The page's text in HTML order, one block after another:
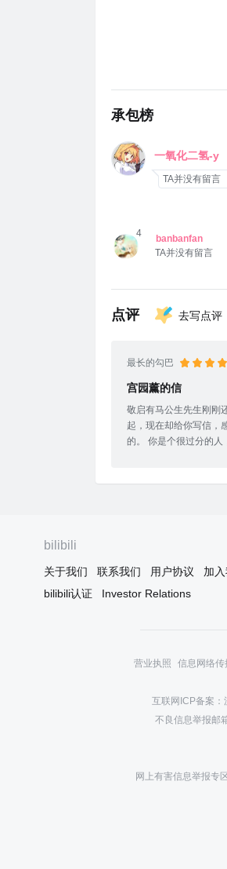
承包榜
一氧化二氢-y
TA并没有留言
4
banbanfan
TA并没有留言
点评 去写点评
最长的勾巴
宫园薰的信
敬启有马公生先生刚刚
起，现在却给你写信，
的。 你是个很过分的人，笨蛋，榆
的憧憬。音色犹如24色
在我旁边的孩子忽然哭
bilibili
关于我们 联系我们 用户协议 加
bilibili认证
Investor Relations
营业执照 信息网络
互联网ICP备案
不良信息举报邮
网上有害信息举报专